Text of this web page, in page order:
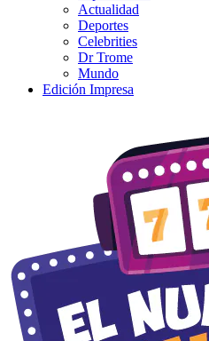
Actualidad
Deportes
Celebrities
Dr Trome
Mundo
Edición Impresa